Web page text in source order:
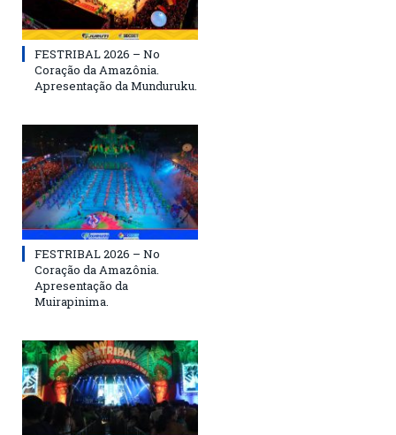
FESTRIBAL 2026 – No
Coração da Amazônia.
Apresentação da Munduruku.
FESTRIBAL 2026 – No
Coração da Amazônia.
Apresentação da
Muirapinima.